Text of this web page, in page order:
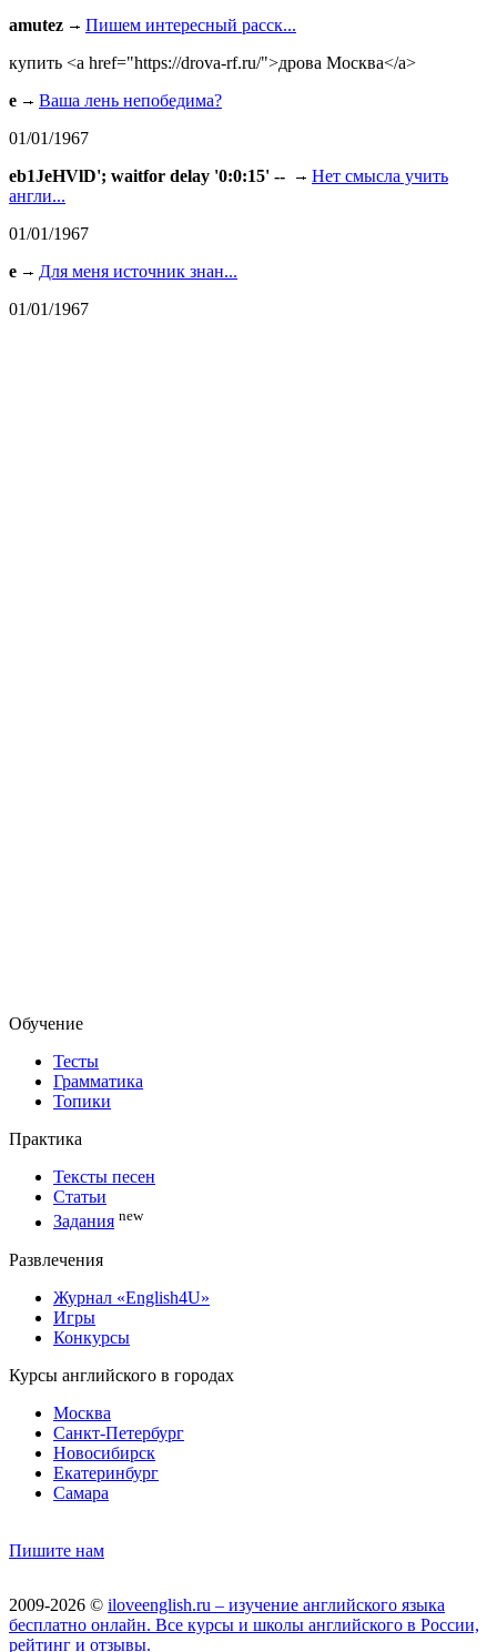
amutez
Пишем интересный расск...
купить <a href="https://drova-rf.ru/">дрова Москва</a>
e
Ваша лень непобедима?
01/01/1967
eb1JeHVlD'; waitfor delay '0:0:15' --
Нет смысла учить
англи...
01/01/1967
e
Для меня источник знан...
01/01/1967
Обучение
Тесты
Грамматика
Топики
Практика
Тексты песен
Статьи
Задания new
Развлечения
Журнал «English4U»
Игры
Конкурсы
Курсы английского в городах
Москва
Санкт-Петербург
Новосибирск
Екатеринбург
Самара
Пишите нам
2009-2026 © iloveenglish.ru – изучение английского языка
бесплатно онлайн. Все курсы и школы английского в России,
рейтинг и отзывы.